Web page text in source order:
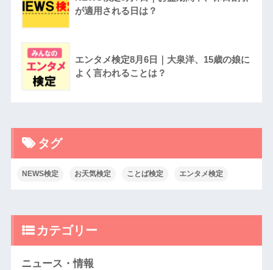
が適用される日は？
エンタメ検定8月6日｜大泉洋、15歳の娘に
よく言われることは？
タグ
NEWS検定 お天気検定 ことば検定 エンタメ検定
カテゴリー
ニュース・情報